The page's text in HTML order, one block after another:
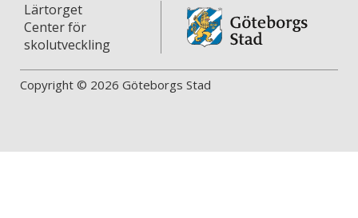
Lärtorget
Center för
skolutveckling
Copyright © 2026 Göteborgs Stad